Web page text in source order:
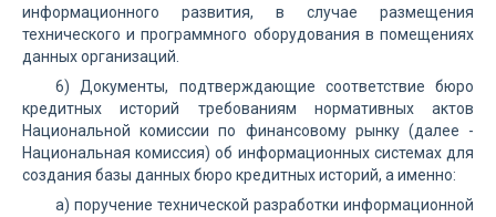
информационного развития, в случае размещения
технического и программного оборудования в помещениях
данных организаций.
6) Документы, подтверждающие соответствие бюро
кредитных историй требованиям нормативных актов
Национальной комиссии по финансовому рынку (далее -
Национальная комиссия) об информационных системах для
создания базы данных бюро кредитных историй, а именно:
a) поручение технической разработки информационной